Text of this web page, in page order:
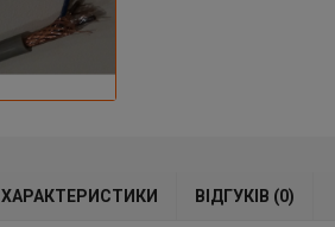
ХАРАКТЕРИСТИКИ ВІДГУКІВ (0)